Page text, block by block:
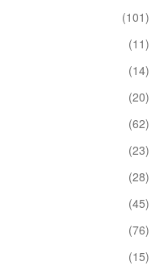
(101)
(11)
(14)
(20)
(62)
(23)
(28)
(45)
(76)
(15)